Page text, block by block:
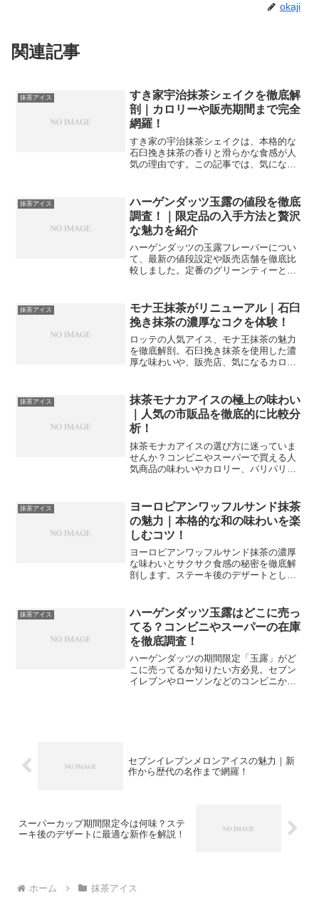
okaji
関連記事
抹茶アイス
すき家宇治抹茶シェイクを徹底解
剖｜カロリーや販売期間まで完全
網羅！
すき家の宇治抹茶シェイクは、本格的な
石臼挽き抹茶の香りと滑らかな食感が人
気の理由です。この記事では、気になる
後に楽しむメリットまで詳しく解説しま
す。美味しい飲み方やアレンジのコツを
知って、至福のデザートタイムを楽しみ
ましょう。
抹茶アイス
ハーゲンダッツ玉露の値段を徹底
調査！｜限定品の入手方法と贅沢
な魅力を紹介
ハーゲンダッツの玉露フレーバーについ
て、最新の値段設定や販売店舗を徹底比
較しました。定番のグリーンティーとの
のコツまで詳しく解説します。最高級の
アイスクリーム体験を求めている方は、
ぜひこの記事を参考にしてください。
抹茶アイス
モナ王抹茶がリニューアル｜石臼
挽き抹茶の濃厚なコクを体験！
ロッテの人気アイス、モナ王抹茶の魅力
を徹底解剖。石臼挽き抹茶を使用した濃
厚な味わいや、販売店、気になるカロリ
ぷりの160mlサイズで、至福のティータイ
ムを楽しむための情報を紹介します。
抹茶アイス
抹茶モナカアイスの極上の味わい
｜人気の市販品を徹底的に比較分
析！
抹茶モナカアイスの選び方に迷っていま
せんか？コンビニやスーパーで買える人
気商品の味わいやカロリー、パリパリ感
むための秘訣を紹介します。自分好みの
逸品を見つけて贅沢な時間を過ごしまし
ょう。
抹茶アイス
ヨーロピアンワッフルサンド抹茶
の魅力｜本格的な和の味わいを楽
しむコツ！
ヨーロピアンワッフルサンド抹茶の濃厚
な味わいとサクサク食感の秘密を徹底解
剖します。ステーキ後のデザートとして
ス好きなら見逃せない、贅沢なひととき
を楽しむための具体的な魅力を専門家の
視点で紹介します。
抹茶アイス
ハーゲンダッツ玉露はどこに売っ
てる？コンビニやスーパーの在庫
を徹底調査！
ハーゲンダッツの期間限定「玉露」がど
こに売ってるか知りたい方必見。セブン
イレブンやローソンなどのコンビニか
セブンイレブンメロンアイスの魅力｜新
作から歴代の名作まで網羅！
スーパーカップ期間限定今は何味？ステ
ーキ後のデザートに最適な新作を解説！
ホーム 抹茶アイス